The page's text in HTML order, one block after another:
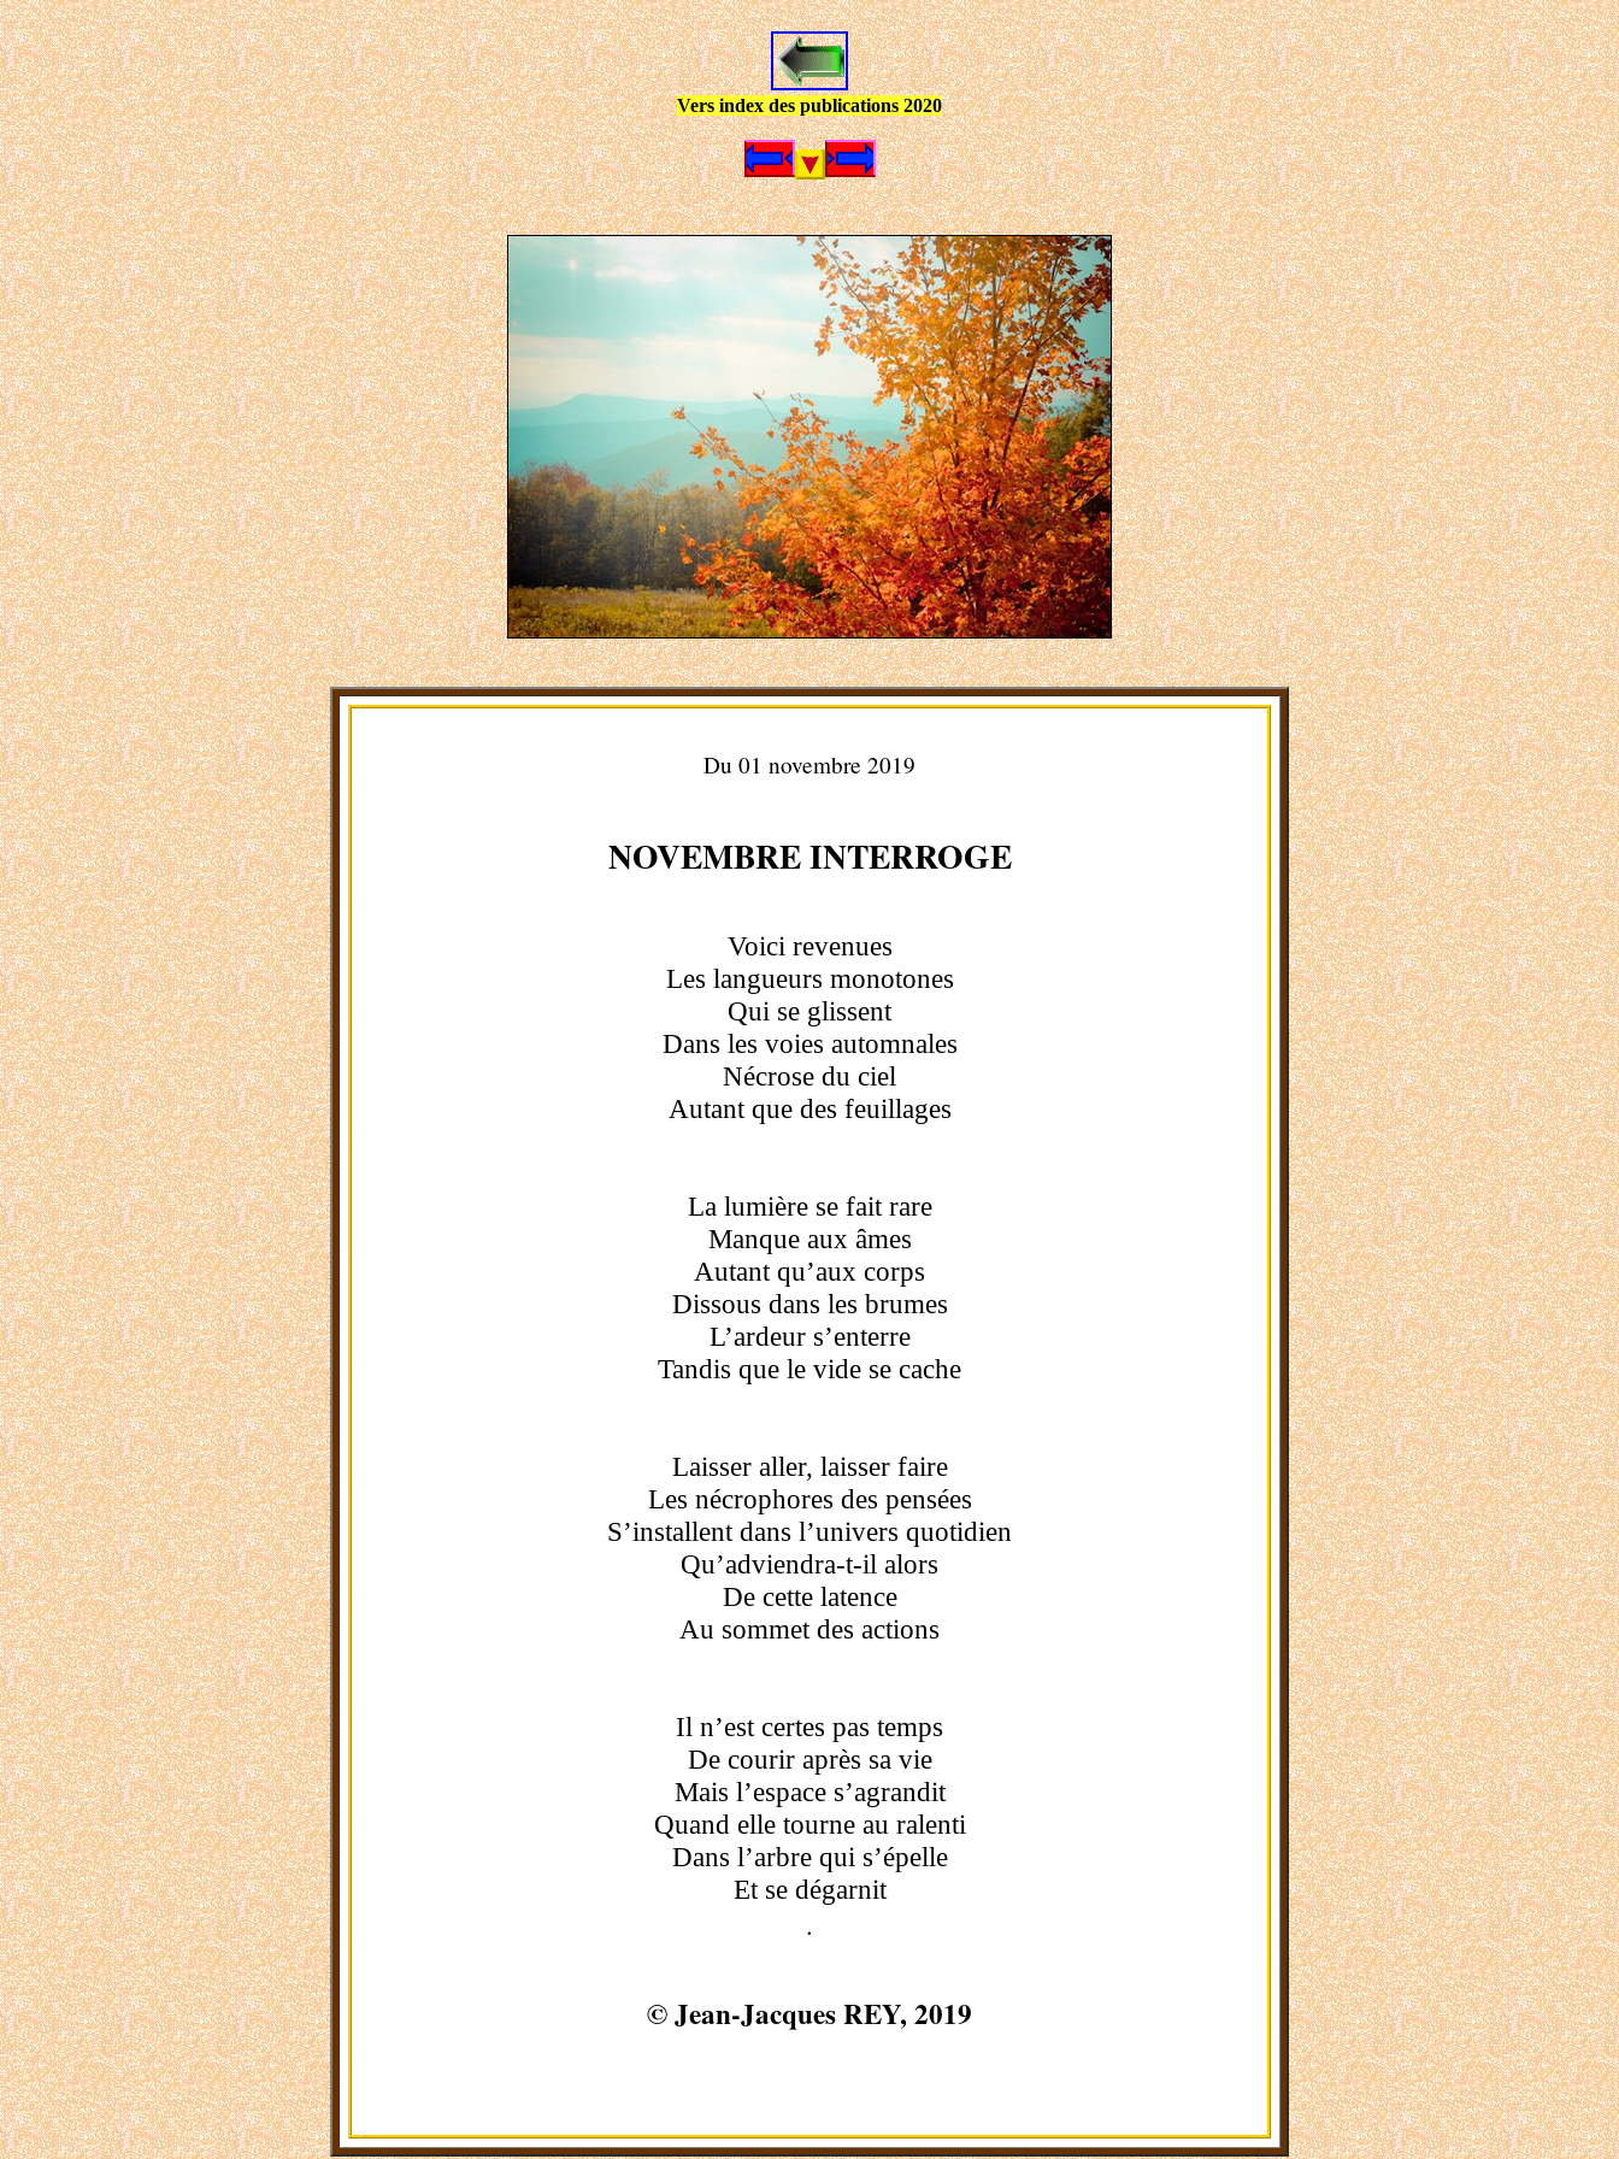
Vers index des publications 2020
Du 01 novembre 2019
NOVEMBRE INTERROGE
Voici revenues
Les langueurs monotones
Qui se glissent
Dans les voies automnales
Nécrose du ciel
Autant que des feuillages
La lumière se fait rare
Manque aux âmes
Autant qu’aux corps
Dissous dans les brumes
L’ardeur s’enterre
Tandis que le vide se cache
Laisser aller, laisser faire
Les nécrophores des pensées
S’installent dans l’univers quotidien
Qu’adviendra-t-il alors
De cette latence
Au sommet des actions
Il n’est certes pas temps
De courir après sa vie
Mais l’espace s’agrandit
Quand elle tourne au ralenti
Dans l’arbre qui s’épelle
Et se dégarnit
.
© Jean-Jacques REY, 2019